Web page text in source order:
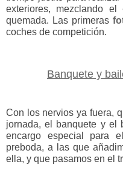
exteriores, mezclando
quemada. Las primeras
coches de competición.
Banquete y
Con los nervios ya fuera,
jornada, el banquete y el
encargo especial para
preboda, a las que
ella, y que pasamos en el